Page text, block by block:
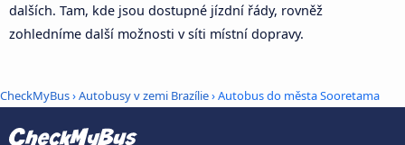
dalších. Tam, kde jsou dostupné jízdní řády, rovněž
zohledníme další možnosti v síti místní dopravy.
CheckMyBus›Autobusy v zemi Brazílie› Autobus do města Sooretama